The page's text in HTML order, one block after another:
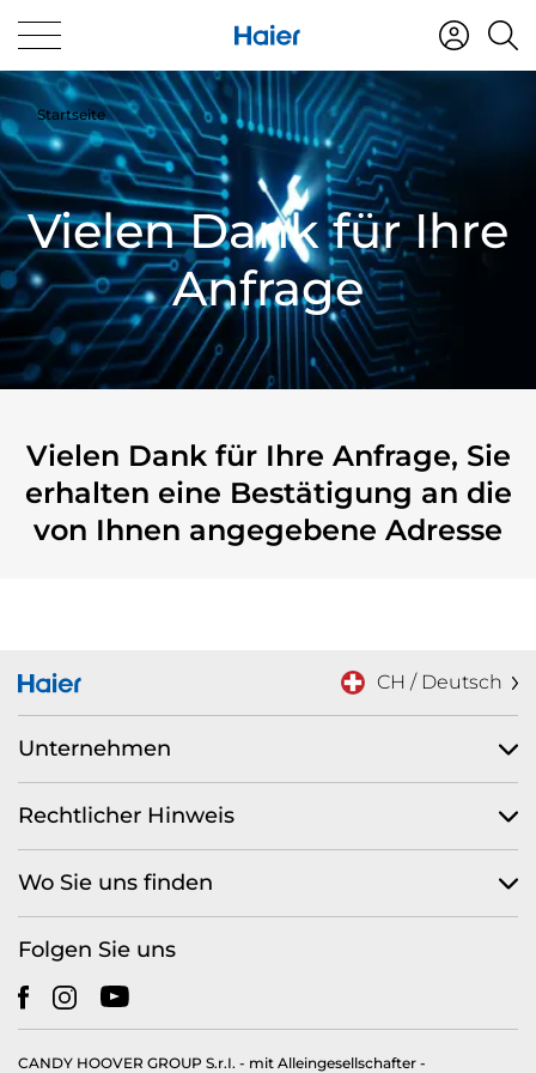
Startseite
Vielen Dank für Ihre
Anfrage
Vielen Dank für Ihre Anfrage, Sie
erhalten eine Bestätigung an die
von Ihnen angegebene Adresse
CH / Deutsch
Unternehmen
Rechtlicher Hinweis
Wo Sie uns finden
Folgen Sie uns
CANDY HOOVER GROUP S.r.I. - mit Alleingesellschafter -